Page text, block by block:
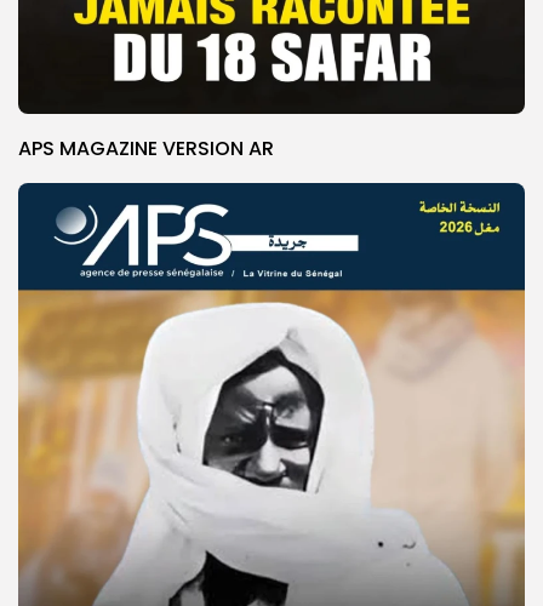
© Copyright 2025, APS
APS MAGAZINE VERSION AR